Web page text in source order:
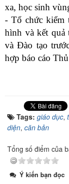
xa, học sinh
- Tổ chức kiểm
hình và kết quả
và Đào tạo
hợp báo cáo
Tags: giáo dục,
diện, căn bản
Tổng số điểm của
Ý kiến bạn đọc